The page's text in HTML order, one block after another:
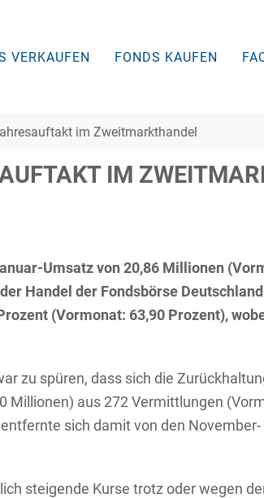
VERKAUFEN FONDS KAUFEN
im Zweitmarkthandel
IM
Umsatz von 20,86 Millionen
Handel der Fondsbörse
(Vormonat: 63,90 Prozent),
zu spüren, dass sich die
Millionen) aus 272 Vermittlungen
sich damit von den
steigende Kurse trotz oder wegen